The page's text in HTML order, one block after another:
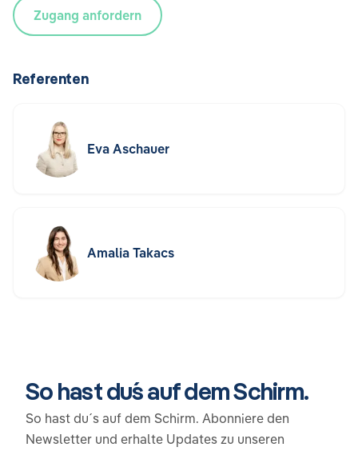
Zugang anfordern
Referenten
Eva Aschauer
Amalia Takacs
So hast du´s auf dem Schirm.
So hast du´s auf dem Schirm. Abonniere den
Newsletter und erhalte Updates zu unseren